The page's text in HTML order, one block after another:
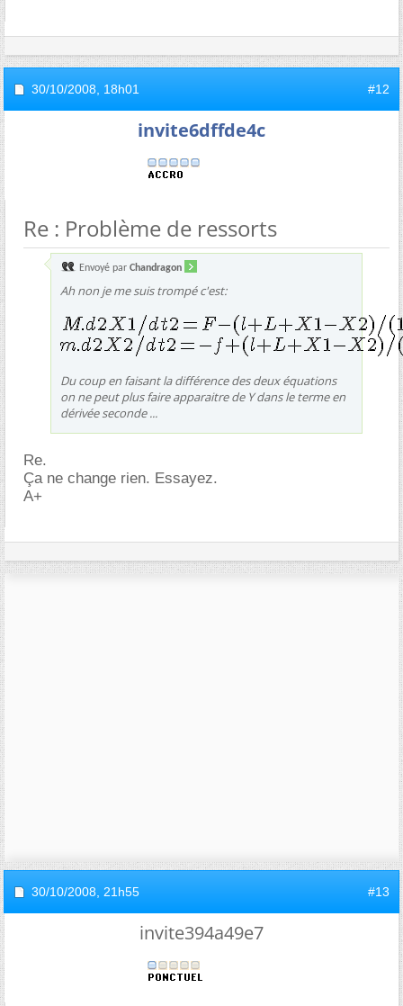
30/10/2008, 18h01 #12
invite6dffde4c
Re : Problème de ressorts
Envoyé par Chandragon
Ah non je me suis trompé c'est:
Du coup en faisant la différence des deux équations
on ne peut plus faire apparaitre de Y dans le terme en
dérivée seconde ...
Re.
Ça ne change rien. Essayez.
A+
30/10/2008, 21h55 #13
invite394a49e7